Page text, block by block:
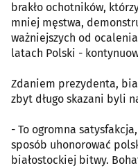
brakło ochotników,
mniej męstwa,
ważniejszych od
latach Polski -
Zdaniem prezydenta,
zbyt długo skazani byli
- To ogromna
sposób uhonorować
białostockiej bitwy.